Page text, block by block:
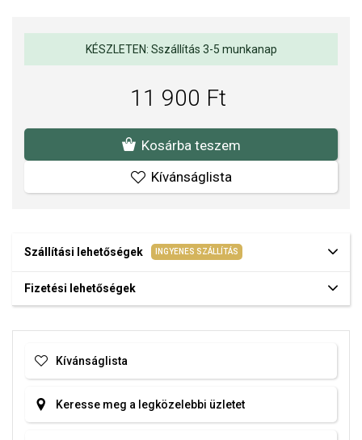
KÉSZLETEN: Sszállítás 3-5 munkanap
11 900 Ft
Kosárba teszem
Kívánságlista
Szállítási lehetőségek INGYENES SZÁLLÍTÁS
Fizetési lehetőségek
Kívánságlista
Keresse meg a legközelebbi üzletet